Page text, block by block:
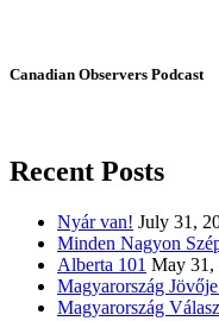
Canadian Observers Podcast
Recent Posts
Nyár van! July 31,
Minden Nagyon
Alberta 101 May 31,
Magyarország
Magyarország